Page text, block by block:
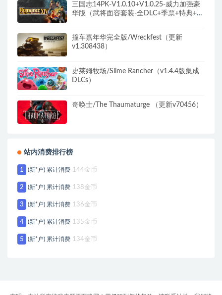
三国志14PK-V1.0.10+V1.0.25-威力加强豪
华版（武将面容套装-全DLC+季票+特典+中
撞车嘉年华完全版/Wreckfest（更新
v1.308438）
史莱姆牧场/Slime Rancher（v1.4.4版集成
DLCs）
奇唤士/The Thaumaturge （更新v70456）
站内消费排行榜
1 (新*户) 累计消费 144金币
2 (新*户) 累计消费 138金币
3 (新*户) 累计消费 136金币
4 (新*户) 累计消费 135金币
5 (新*户) 累计消费 134金币